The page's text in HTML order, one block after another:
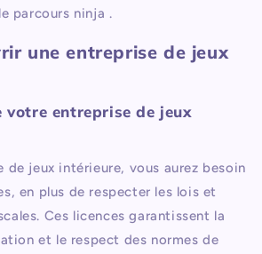
parcours ninja .
une entreprise de jeux
entreprise de jeux
de jeux intérieure, vous aurez besoin
en plus de respecter les lois et
Ces licences garantissent la
et le respect des normes de